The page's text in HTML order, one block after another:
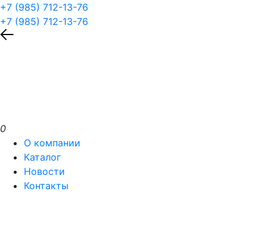
+7 (985) 712-13-76
+7 (985) 712-13-76
0
О компании
Каталог
Новости
Контакты